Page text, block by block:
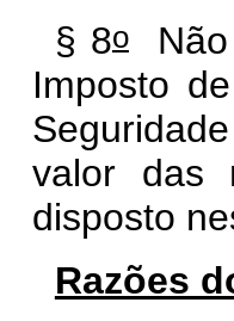
§ 8oNão
Imposto
valor das
disposto
Razões